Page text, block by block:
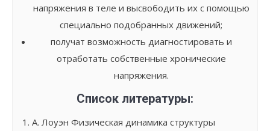
напряжения в теле и высвободить их с помощью
специально подобранных движений;
получат возможность диагностировать и
отработать собственные хронические
напряжения.
Список литературы:
А. Лоуэн Физическая динамика структуры